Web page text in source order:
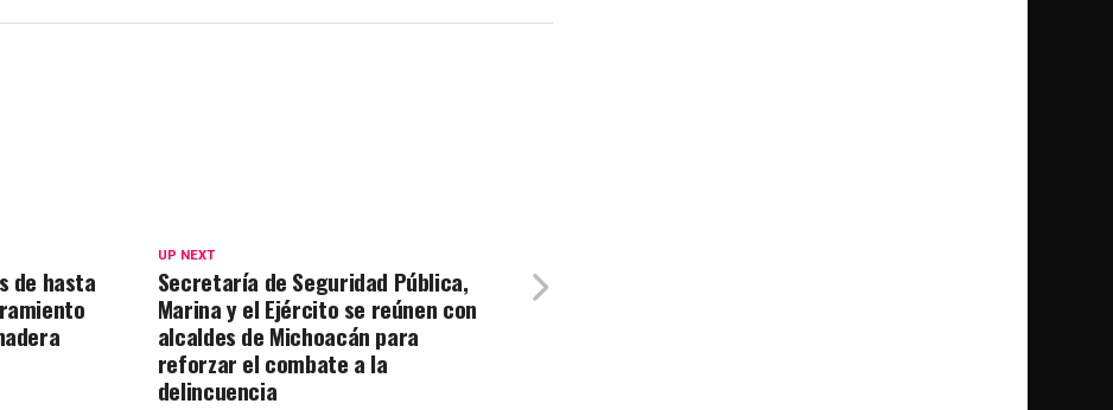
UP NEXT
Secretaría de Seguridad Pública,
Marina y el Ejército se reúnen con
alcaldes de Michoacán para
reforzar el combate a la
delincuencia
de hasta